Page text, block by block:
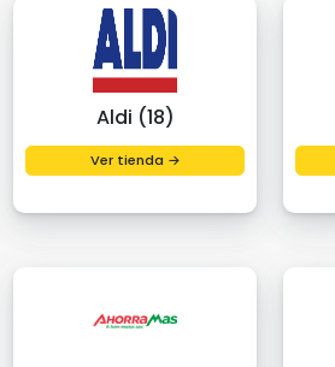
Aldi (18)
Ver tienda →